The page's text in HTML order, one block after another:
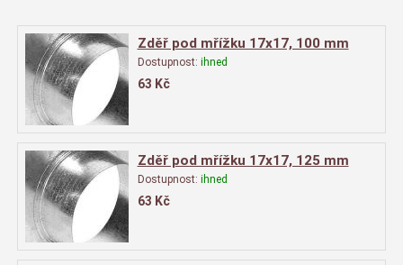
Zděř pod mřížku 17x17, 100 mm
Dostupnost: ihned
63 Kč
Zděř pod mřížku 17x17, 125 mm
Dostupnost: ihned
63 Kč